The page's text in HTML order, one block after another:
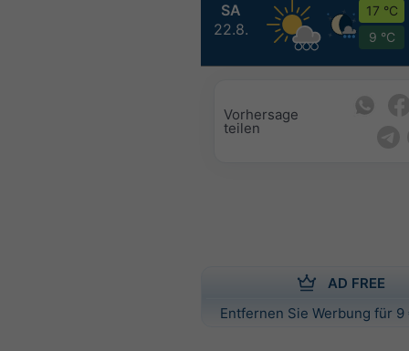
SA
22.8.
17 °C
9 °C
Vorhersage
teilen
AD FREE
Entfernen Sie Werbung für